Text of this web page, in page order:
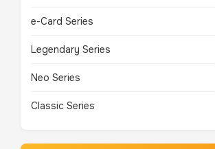
e-Card Series
Legendary Series
Neo Series
Classic Series